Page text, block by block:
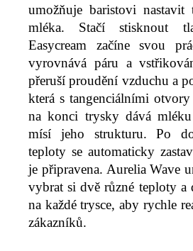
umožňuje baristovi nastavit
mléka.
Stačí stisknout
Easycream začíne svou
vyrovnává páru a
přeruší proudění vzduchu a
která s tangenciálními
na konci trysky dává
mísí jeho strukturu.
Po
teploty se automaticky
je připravena. Aurelia Wave
vybrat si dvě různé teploty a
na každé trysce, aby rychle
zákazníků.